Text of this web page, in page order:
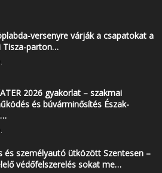
versenyre várják a csapatokat a
Tisza-parton…
2026 gyakorlat – szakmai
és búvárminősítés Észak-
és személyautó ütközött Szentesen –
védőfelszerelés sokat me…